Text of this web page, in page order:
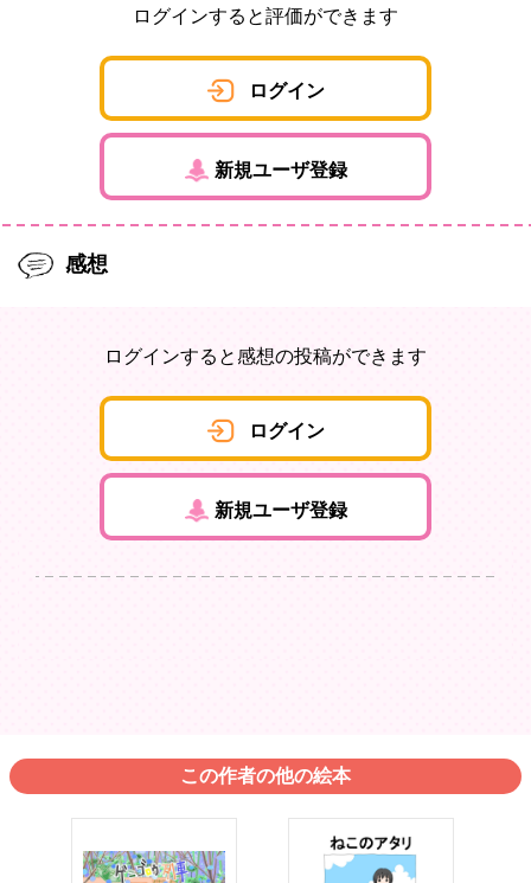
ログインすると評価ができます
ログイン
新規ユーザ登録
感想
ログインすると感想の投稿ができます
ログイン
新規ユーザ登録
この作者の他の絵本